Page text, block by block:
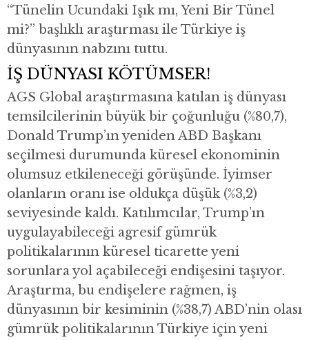
“Tünelin Ucundaki Işık mı, Yeni Bir Tünel
mi?” başlıklı araştırması ile Türkiye iş
dünyasının nabzını tuttu.
İŞ DÜNYASI KÖTÜMSER!
AGS Global araştırmasına katılan iş dünyası
temsilcilerinin büyük bir çoğunluğu (%80,7),
Donald Trump’ın yeniden ABD Başkanı
seçilmesi durumunda küresel ekonominin
olumsuz etkileneceği görüşünde. İyimser
olanların oranı ise oldukça düşük (%3,2)
seviyesinde kaldı. Katılımcılar, Trump’ın
uygulayabileceği agresif gümrük
politikalarının küresel ticarette yeni
sorunlara yol açabileceği endişesini taşıyor.
Araştırma, bu endişelere rağmen, iş
dünyasının bir kesiminin (%38,7) ABD’nin olası
gümrük politikalarının Türkiye için yeni